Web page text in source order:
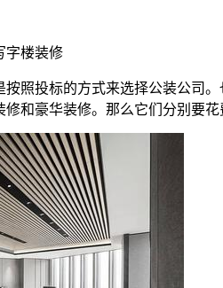
字楼装修
照投标的方式来选择公装公司
和豪华装修。那么它们分别要花